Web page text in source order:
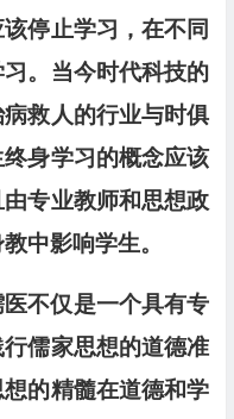
停止学习，在不同
。当今时代科技的
救人的行业与时俱
身学习的概念应该
专业教师和思想政
中影响学生。
不仅是一个具有专
儒家思想的道德准
的精髓在道德和学